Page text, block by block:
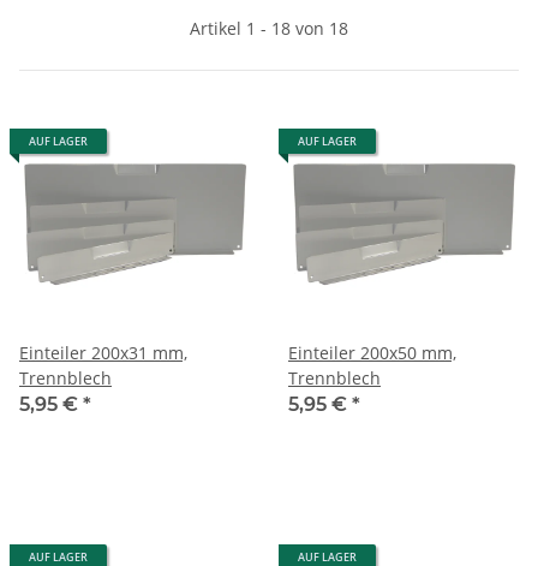
Artikel 1 - 18 von 18
AUF LAGER
Einteiler 200x31 mm,
Trennblech
5,95 € *
AUF LAGER
Einteiler 200x50 mm,
Trennblech
5,95 € *
AUF LAGER AUF LAGER